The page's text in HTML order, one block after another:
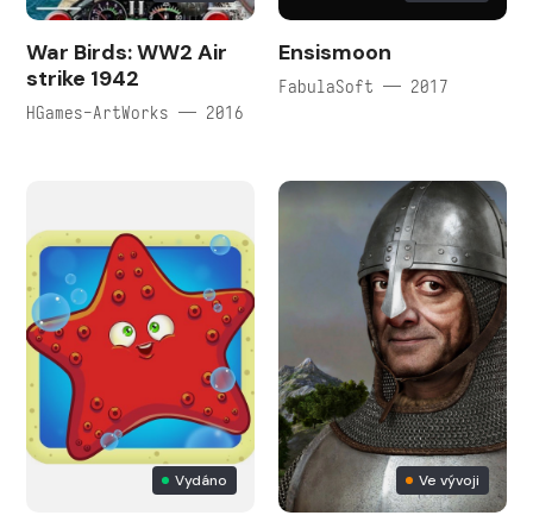
War Birds: WW2 Air
strike 1942
HGames-ArtWorks — 2016
Ensismoon
FabulaSoft — 2017
Vydáno Ve vývoji